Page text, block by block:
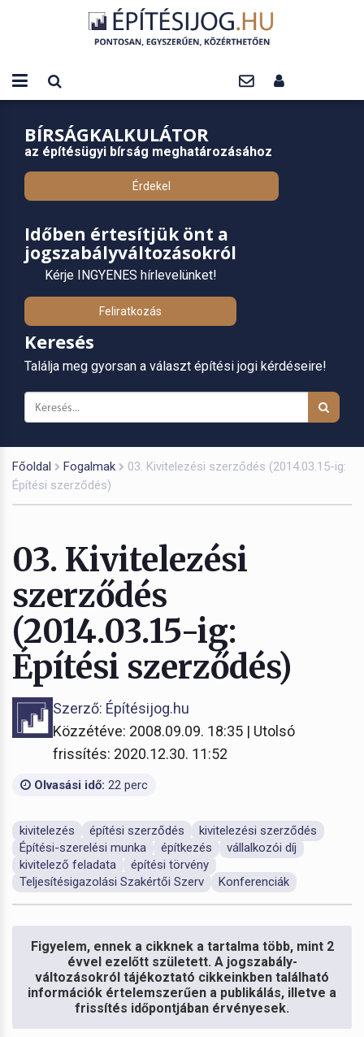
BÍRSÁGKALKULÁTOR
az építésügyi bírság meghatározásához
Érdekel
Időben értesítjük önt a
jogszabályváltozásokról
Kérje INGYENES hírlevelünket!
Feliratkozás
Keresés
Találja meg gyorsan a választ építési jogi kérdéseire!
Főoldal Fogalmak
03. Kivitelezési szerződés (2014.03.15-ig:
Építési szerződés)
03. Kivitelezési
szerződés
(2014.03.15-ig:
Építési szerződés)
Szerző: Építésijog.hu
Közzétéve: 2008.09.09. 18:35 | Utolsó
frissítés: 2020.12.30. 11:52
Olvasási idő: 22 perc
kivitelezés építési szerződés
kivitelezési szerződés
Építési-szerelési munka
építkezés
vállalkozói díj
kivitelező feladata
építési törvény
Teljesítésigazolási Szakértői Szerv
Konferenciák
Figyelem, ennek a cikknek a tartalma több, mint 2
évvel ezelőtt született. A jogszabály-
változásokról tájékoztató cikkeinkben található
információk értelemszerűen a publikálás, illetve a
frissítés időpontjában érvényesek.